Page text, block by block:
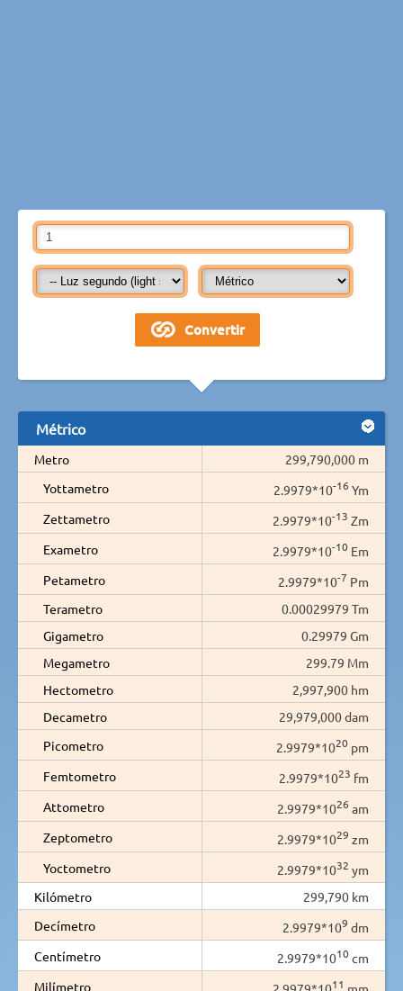
Métrico
Metro
299,790,000 m
Yottametro
2.9979*10-16 Ym
Zettametro
2.9979*10-13 Zm
Exametro
2.9979*10-10 Em
Petametro
2.9979*10-7 Pm
Terametro
0.00029979 Tm
Gigametro
0.29979 Gm
Megametro
299.79 Mm
Hectometro
2,997,900 hm
Decametro
29,979,000 dam
Picometro
2.9979*1020 pm
Femtometro
2.9979*1023 fm
Attometro
2.9979*1026 am
Zeptometro
2.9979*1029 zm
Yoctometro
2.9979*1032 ym
Kilómetro
299,790 km
Decímetro
2.9979*109 dm
Centímetro
2.9979*1010 cm
Milímetro
11